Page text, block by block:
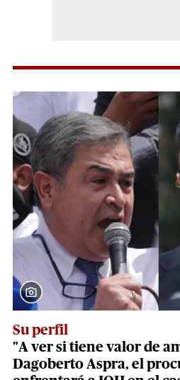
Su perfil
"A ver si tiene valor de
Dagoberto Aspra, el